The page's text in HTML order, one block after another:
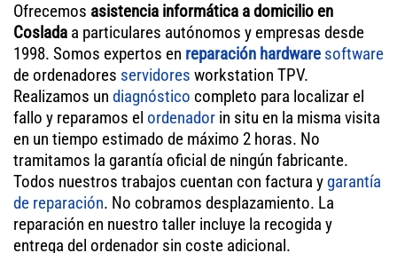
Ofrecemos asistencia informática a domicilio en
Coslada a particulares autónomos y empresas desde
1998. Somos expertos en reparación hardware software
de ordenadores servidores workstation TPV.
Realizamos un diagnóstico completo para localizar el
fallo y reparamos el ordenador in situ en la misma visita
en un tiempo estimado de máximo 2 horas. No
tramitamos la garantía oficial de ningún fabricante.
Todos nuestros trabajos cuentan con factura y garantía
de reparación. No cobramos desplazamiento. La
reparación en nuestro taller incluye la recogida y
entrega del ordenador sin coste adicional.